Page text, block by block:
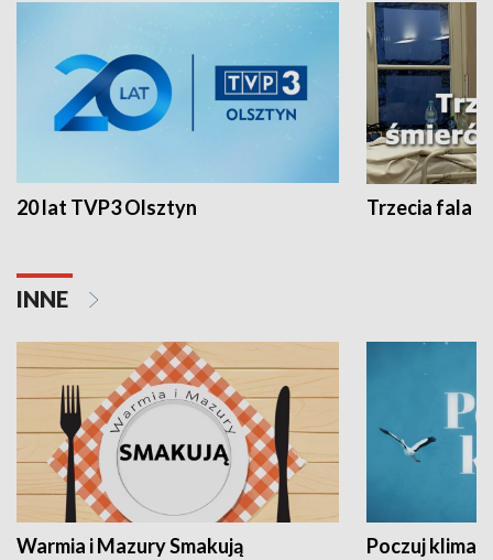
20 lat TVP3 Olsztyn Trzecia fala -
INNE
Warmia i Mazury Smakują Poczuj klimat